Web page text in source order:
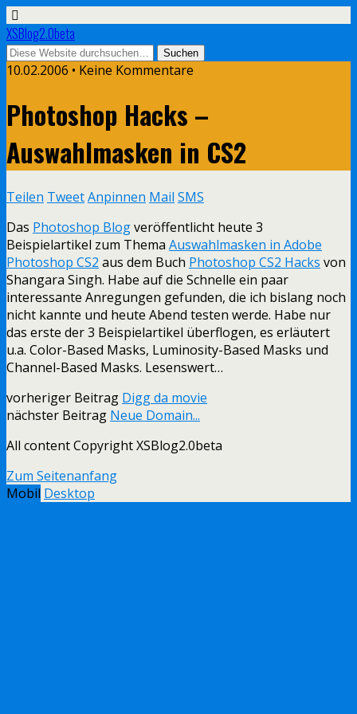
XSBlog2.0beta
10.02.2006 • Keine Kommentare
Photoshop Hacks –
Auswahlmasken in CS2
Teilen TweetAnpinnen Mail SMS
Das Photoshop Blogveröffentlicht heute 3
Beispielartikel zum Thema Auswahlmasken in Adobe
Photoshop CS2 aus dem Buch Photoshop CS2 Hacks von
Shangara Singh. Habe auf die Schnelle ein paar
interessante Anregungen gefunden, die ich bislang noch
nicht kannte und heute Abend testen werde. Habe nur
das erste der 3 Beispielartikel überflogen, es erläutert
u.a. Color-Based Masks, Luminosity-Based Masks und
Channel-Based Masks. Lesenswert…
vorheriger Beitrag Digg da movie
nächster Beitrag Neue Domain...
All content Copyright XSBlog2.0beta
Zum Seitenanfang
Mobil Desktop